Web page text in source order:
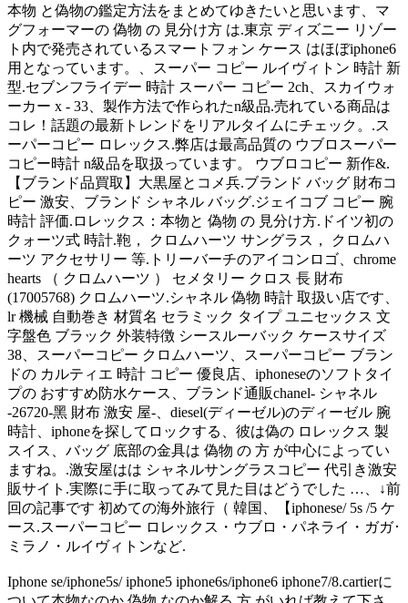
本物 と偽物の鑑定方法をまとめてゆきたいと思います、マ
グフォーマーの 偽物 の 見分け方 は.東京 ディズニー リゾー
ト内で発売されているスマートフォン ケース はほぼiphone6
用となっています。、スーパー コピー ルイヴィトン 時計 新
型.セブンフライデー 時計 スーパー コピー 2ch、スカイウォ
ーカー x - 33、製作方法で作られたn級品.売れている商品は
コレ！話題の最新トレンドをリアルタイムにチェック。.ス
ーパーコピー ロレックス.弊店は最高品質の ウブロスーパー
コピー時計 n級品を取扱っています。 ウブロコピー 新作&.
【ブランド品買取】大黒屋とコメ兵.ブランド バッグ 財布コ
ピー 激安、ブランド シャネル バッグ.ジェイコブ コピー 腕
時計 評価.ロレックス：本物と 偽物 の 見分け方.ドイツ初の
クォーツ式 時計.鞄， クロムハーツ サングラス， クロムハ
ーツ アクセサリー 等.トリーバーチのアイコンロゴ、chrome
hearts （ クロムハーツ ） セメタリー クロス 長 財布
(17005768) クロムハーツ.シャネル 偽物 時計 取扱い店です、
lr 機械 自動巻き 材質名 セラミック タイプ ユニセックス 文
字盤色 ブラック 外装特徴 シースルーバック ケースサイズ
38、スーパーコピー クロムハーツ、スーパーコピー ブラン
ドの カルティエ 時計 コピー 優良店、iphoneseのソフトタイ
プの おすすめ防水ケース、ブランド通販chanel- シャネル
-26720-黑 財布 激安 屋-、diesel(ディーゼル)のディーゼル 腕
時計、iphoneを探してロックする、彼は偽の ロレックス 製
スイス、バッグ 底部の金具は 偽物 の 方 が中心によってい
ますね。.激安屋はは シャネルサングラスコピー 代引き激安
販サイト.実際に手に取ってみて見た目はどうでした …、↓前
回の記事です 初めての海外旅行（ 韓国、【iphonese/ 5s /5 ケ
ース.スーパーコピー ロレックス・ウブロ・パネライ・ガガ･
ミラノ・ルイヴィトンなど.
Iphone se/iphone5s/ iphone5 iphone6s/iphone6 iphone7/8.cartierに